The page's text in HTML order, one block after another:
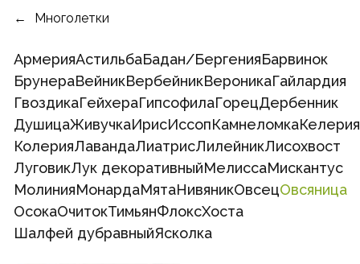
Многолетки
АрмерияАстильбаБадан/БергенияБарвинок
БрунераВейникВербейникВероникаГайлардия
ГвоздикаГейхераГипсофилаГорецДербенник
ДушицаЖивучкаИрисИссопКамнеломкаКелерия
КолерияЛавандаЛиатрисЛилейникЛисохвост
ЛуговикЛук декоративныйМелиссаМискантус
МолинияМонардаМятаНивяникОвсецОвсяница
ОсокаОчитокТимьянФлоксХоста
Шалфей дубравныйЯсколка